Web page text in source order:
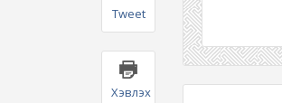
Tweet
Хэвлэх